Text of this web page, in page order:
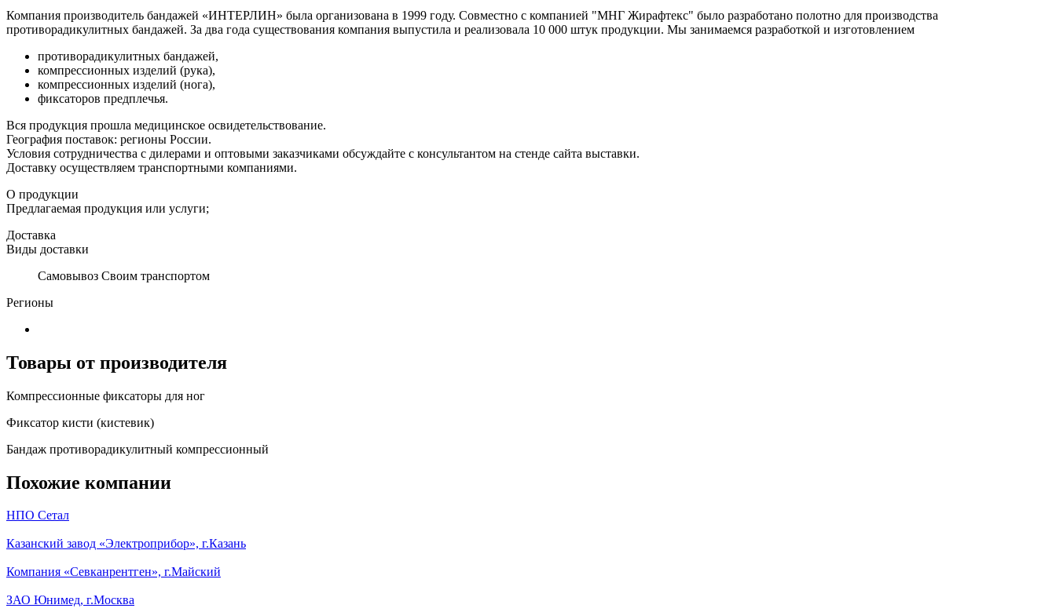
Компания производитель бандажей «ИНТЕРЛИН» была организована в 1999 году. Совместно с компанией "МНГ Жирафтекс" было разработано полотно для производства
противорадикулитных бандажей. За два года существования компания выпустила и реализовала 10 000 штук продукции. Мы занимаемся разработкой и изготовлением
противорадикулитных бандажей,
компрессионных изделий (рука),
компрессионных изделий (нога),
фиксаторов предплечья.
Вся продукция прошла медицинское освидетельствование.
География поставок: регионы России.
Условия сотрудничества с дилерами и оптовыми заказчиками обсуждайте с консультантом на стенде сайта выставки.
Доставку осуществляем транспортными компаниями.
О продукции
Предлагаемая продукция или услуги;
Доставка
Виды доставки
Самовывоз Своим транспортом
Регионы
Товары от производителя
Компрессионные фиксаторы для ног
Фиксатор кисти (кистевик)
Бандаж противорадикулитный компрессионный
Похожие компании
НПО Сетал
Казанский завод «Электроприбор», г.Казань
Компания «Севканрентген», г.Майский
ЗАО Юнимед, г.Москва